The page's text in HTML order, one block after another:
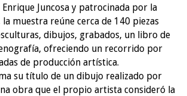
Juncosa y patrocinada por la
la muestra reúne cerca de 140 piezas
dibujos, grabados, un libro de
ofreciendo un recorrido por
de producción artística.
su título de un dibujo realizado por
obra que el propio artista consideró la